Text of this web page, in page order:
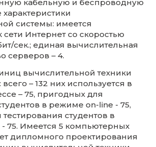
учебным планам, рабочим
дисциплин (модулей),
практик, электронным
и электронным
указанным в рабочих
(модулей), программах
электронной библиотечной
формирование
обучающегося, в том числе
его работ и оценок за эти